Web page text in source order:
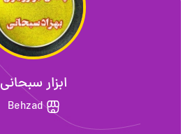
ابزار سبحانی
Behzad